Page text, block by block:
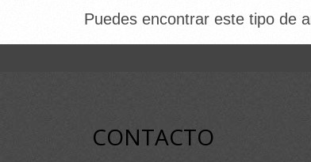
Puedes encontrar este tipo de
CONTACTO